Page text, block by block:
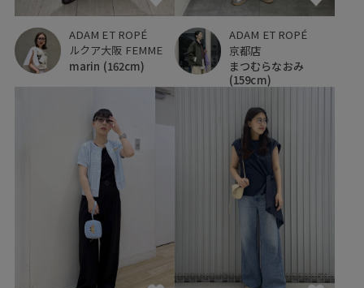
ADAM ET ROPÉ
ルクア大阪 FEMME
marin (162cm)
ADAM ET ROPÉ
京都店
まつむらなおみ
(159cm)